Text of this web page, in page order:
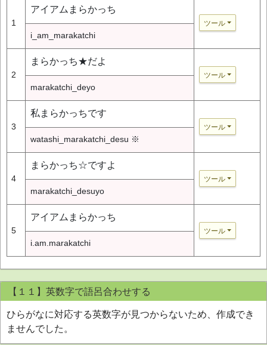
1
アイアムまらかっち
ツール
i_am_marakatchi
2
まらかっち★だよ
ツール
marakatchi_deyo
3
私まらかっちです
ツール
watashi_marakatchi_desu ※
4
まらかっち☆ですよ
ツール
marakatchi_desuyo
5
アイアムまらかっち
ツール
i.am.marakatchi
【１１】英数字で語呂合わせする
ひらがなに対応する英数字が見つからないため、作成でき
ませんでした。